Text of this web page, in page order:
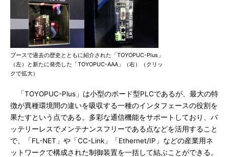
ブースで過去の歴史とともに紹介された「TOYOPUC-Plus」
（左）と新たに発売した「TOYOPUC-AAA」（右）（クリッ
クで拡大）
「TOYOPUC-Plus」は小型のボード型PLCであるが、最大の特
徴が異種環境間の違いを吸収する一種のインタフェースの役割を
果たすという点である。多彩な通信機能をサポートしており、バ
ッテリーレスでメンテナンスフリーである点などを活用すること
で、「FL-NET」や「CC-Link」「Ethernet/IP」などの産業用ネ
ットワークで構成された制御装置を一括して結ぶことができる。